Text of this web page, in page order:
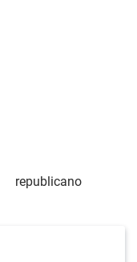
republicano